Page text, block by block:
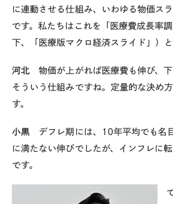
に連動させる仕組み、いわゆる物価ス
です。私たちはこれを「医療費成長率
下、「医療版マクロ経済スライド」）と
河北 物価が上がれば医療費も伸び、下
そういう仕組みですね。定量的な決め
す。
小黒 デフレ期には、 10年平均でも名
に満たない伸びでしたが、インフレに
です。